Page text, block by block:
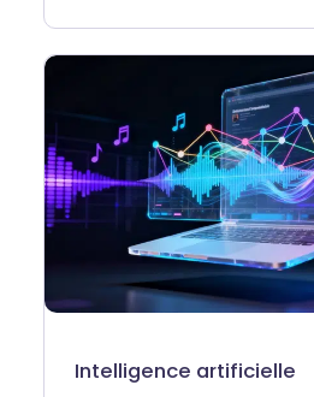
Intelligence artificielle